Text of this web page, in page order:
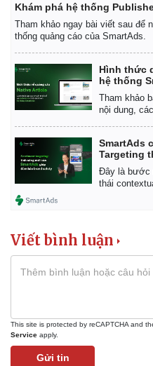
Khởi nghiệp
Khám phá hệ thống
Tham khảo ngay bài viết sau để
thống quảng cáo của SmartAds.
Hình thức
hệ thống
Tham khảo
nội dung,
SmartAds
Targeting
Đây là bước
thái
Viết bình luận
This site is protected by reCAPTCHA and
Service apply.
Gửi tin